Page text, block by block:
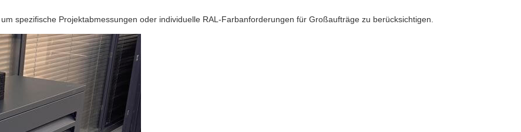
spezifische Projektabmessungen oder individuelle RAL-Farbanforderungen für Großaufträge zu berücksichtigen.